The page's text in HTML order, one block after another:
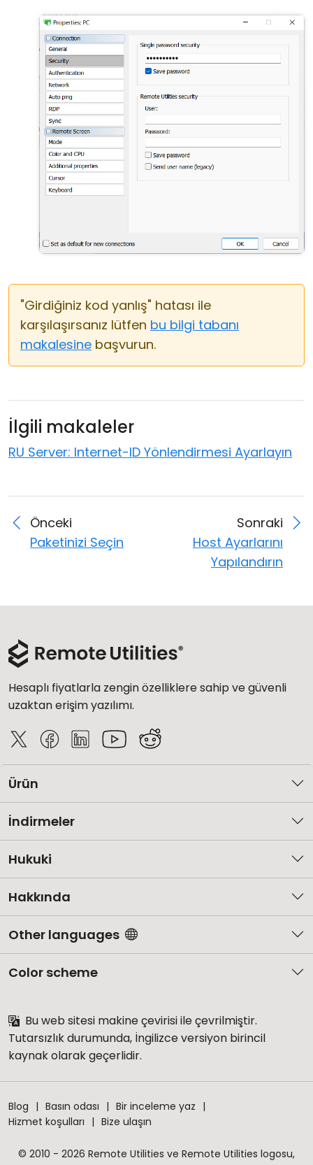
"Girdiğiniz kod yanlış" hatası ile
karşılaşırsanız lütfen bu bilgi tabanı
makalesine başvurun.
İlgili makaleler
RU Server: Internet-ID Yönlendirmesi Ayarlayın
Önceki
Paketinizi Seçin
Sonraki
Host Ayarlarını
Yapılandırın
Hesaplı fiyatlarla zengin özelliklere sahip ve güvenli
uzaktan erişim yazılımı.
Ürün
İndirmeler
Hukuki
Hakkında
Other languages
Color scheme
Bu web sitesi makine çevirisi ile çevrilmiştir.
Tutarsızlık durumunda, İngilizce versiyon birincil
kaynak olarak geçerlidir.
Blog Basın odası
Bir inceleme yaz
Hizmet koşulları
Bize ulaşın
© 2010 - 2026 Remote Utilities ve Remote Utilities logosu,